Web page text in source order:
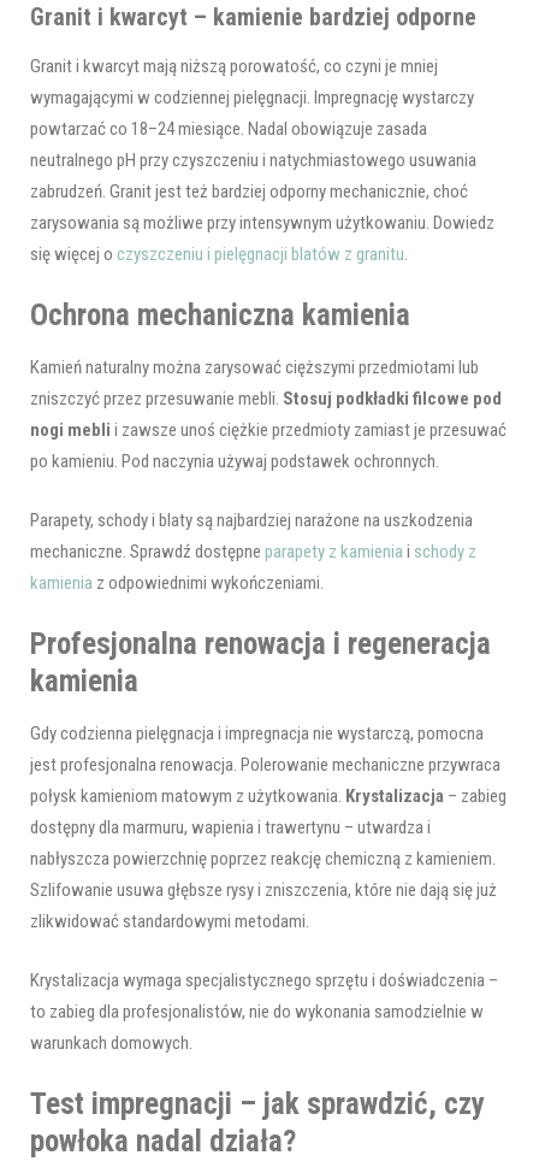
Granit i kwarcyt – kamienie bardziej odporne
Granit i kwarcyt mają niższą porowatość, co czyni je mniej
wymagającymi w codziennej pielęgnacji. Impregnację wystarczy
powtarzać co 18–24 miesiące. Nadal obowiązuje zasada
neutralnego pH przy czyszczeniu i natychmiastowego usuwania
zabrudzeń. Granit jest też bardziej odporny mechanicznie, choć
zarysowania są możliwe przy intensywnym użytkowaniu. Dowiedz
się więcej o czyszczeniu i pielęgnacji blatów z granitu.
Ochrona mechaniczna kamienia
Kamień naturalny można zarysować cięższymi przedmiotami lub
zniszczyć przez przesuwanie mebli. Stosuj podkładki filcowe pod
nogi mebli i zawsze unoś ciężkie przedmioty zamiast je przesuwać
po kamieniu. Pod naczynia używaj podstawek ochronnych.
Parapety, schody i blaty są najbardziej narażone na uszkodzenia
mechaniczne. Sprawdź dostępne parapety z kamienia i schody z
kamienia z odpowiednimi wykończeniami.
Profesjonalna renowacja i regeneracja
kamienia
Gdy codzienna pielęgnacja i impregnacja nie wystarczą, pomocna
jest profesjonalna renowacja. Polerowanie mechaniczne przywraca
połysk kamieniom matowym z użytkowania. Krystalizacja – zabieg
dostępny dla marmuru, wapienia i trawertynu – utwardza i
nabłyszcza powierzchnię poprzez reakcję chemiczną z kamieniem.
Szlifowanie usuwa głębsze rysy i zniszczenia, które nie dają się już
zlikwidować standardowymi metodami.
Krystalizacja wymaga specjalistycznego sprzętu i doświadczenia –
to zabieg dla profesjonalistów, nie do wykonania samodzielnie w
warunkach domowych.
Test impregnacji – jak sprawdzić, czy
powłoka nadal działa?